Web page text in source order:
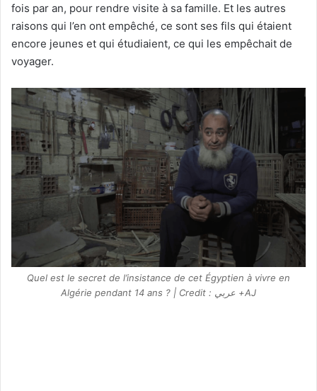
fois par an, pour rendre visite à sa famille. Et les autres
raisons qui l’en ont empêché, ce sont ses fils qui étaient
encore jeunes et qui étudiaient, ce qui les empêchait de
voyager.
Quel est le secret de l’insistance de cet Égyptien à vivre en
Algérie pendant 14 ans ? | Credit : عربي +AJ